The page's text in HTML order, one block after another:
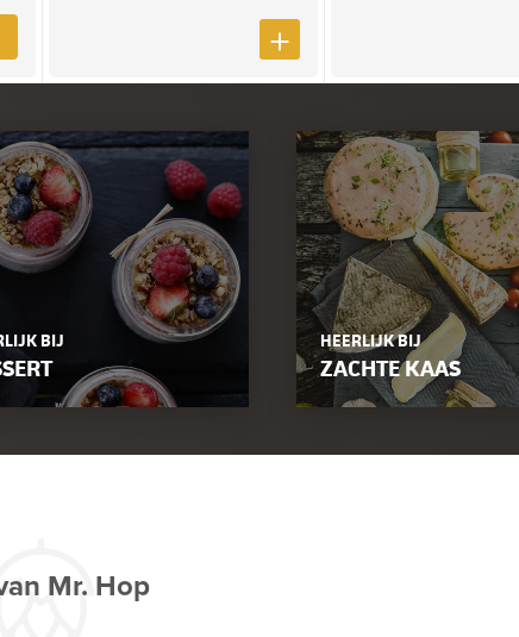
BIJ HEERLIJK BIJ
ZACHTE KAAS
Mr. Hop